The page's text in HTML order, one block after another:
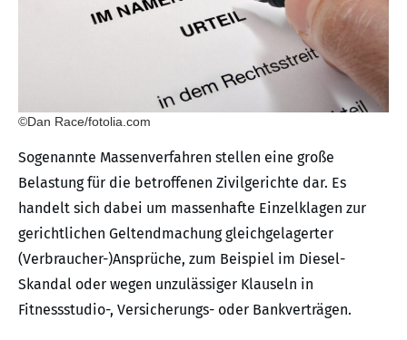
©Dan Race/fotolia.com
Sogenannte Massenverfahren stellen eine große
Belastung für die betroffenen Zivilgerichte dar. Es
handelt sich dabei um massenhafte Einzelklagen zur
gerichtlichen Geltendmachung gleichgelagerter
(Verbraucher-)Ansprüche, zum Beispiel im Diesel-
Skandal oder wegen unzulässiger Klauseln in
Fitnessstudio-, Versicherungs- oder Bankverträgen.